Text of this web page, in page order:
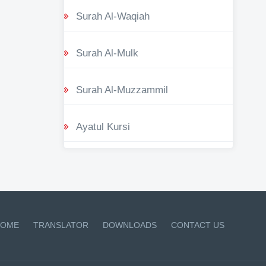
Surah Al-Waqiah
Surah Al-Mulk
Surah Al-Muzzammil
Ayatul Kursi
TRANSLATOR DOWNLOADS CONTACT US